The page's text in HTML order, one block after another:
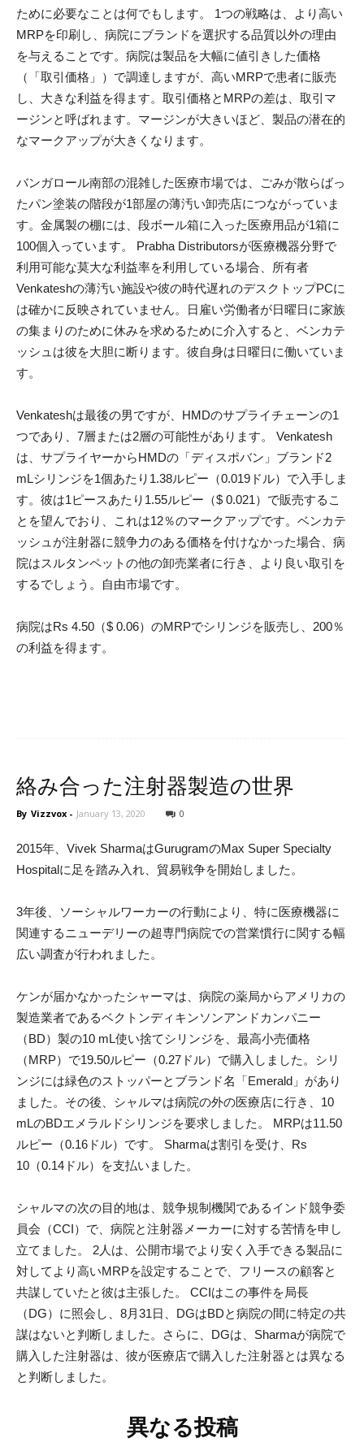
ために必要なことは何でもします。 1つの戦略は、より高い
MRPを印刷し、病院にブランドを選択する品質以外の理由
を与えることです。病院は製品を大幅に値引きした価格
（「取引価格」）で調達しますが、高いMRPで患者に販売
し、大きな利益を得ます。取引価格とMRPの差は、取引マ
ージンと呼ばれます。マージンが大きいほど、製品の潜在的
なマークアップが大きくなります。
バンガロール南部の混雑した医療市場では、ごみが散らばっ
たパン塗装の階段が1部屋の薄汚い卸売店につながっていま
す。金属製の棚には、段ボール箱に入った医療用品が1箱に
100個入っています。 Prabha Distributorsが医療機器分野で
利用可能な莫大な利益率を利用している場合、所有者
Venkateshの薄汚い施設や彼の時代遅れのデスクトップPCに
は確かに反映されていません。日雇い労働者が日曜日に家族
の集まりのために休みを求めるために介入すると、ベンカテ
ッシュは彼を大胆に断ります。彼自身は日曜日に働いていま
す。
Venkateshは最後の男ですが、HMDのサプライチェーンの1
つであり、7層または2層の可能性があります。 Venkatesh
は、サプライヤーからHMDの「ディスポバン」ブランド2
mLシリンジを1個あたり1.38ルピー（0.019ドル）で入手しま
す。彼は1ピースあたり1.55ルピー（$ 0.021）で販売するこ
とを望んでおり、これは12％のマークアップです。ベンカテ
ッシュが注射器に競争力のある価格を付けなかった場合、病
院はスルタンペットの他の卸売業者に行き、より良い取引を
するでしょう。自由市場です。
病院はRs 4.50（$ 0.06）のMRPでシリンジを販売し、200％
の利益を得ます。
絡み合った注射器製造の世界
By Vizzvox - January 13, 2020 0
2015年、Vivek SharmaはGurugramのMax Super Specialty
Hospitalに足を踏み入れ、貿易戦争を開始しました。
3年後、ソーシャルワーカーの行動により、特に医療機器に
関連するニューデリーの超専門病院での営業慣行に関する幅
広い調査が行われました。
ケンが届かなかったシャーマは、病院の薬局からアメリカの
製造業者であるベクトンディキンソンアンドカンパニー
（BD）製の10 mL使い捨てシリンジを、最高小売価格
（MRP）で19.50ルピー（0.27ドル）で購入しました。シリ
ンジには緑色のストッパーとブランド名「Emerald」があり
ました。その後、シャルマは病院の外の医療店に行き、10
mLのBDエメラルドシリンジを要求しました。 MRPは11.50
ルピー（0.16ドル）です。 Sharmaは割引を受け、Rs
10（0.14ドル）を支払いました。
シャルマの次の目的地は、競争規制機関であるインド競争委
員会（CCI）で、病院と注射器メーカーに対する苦情を申し
立てました。 2人は、公開市場でより安く入手できる製品に
対してより高いMRPを設定することで、フリースの顧客と
共謀していたと彼は主張した。 CCIはこの事件を局長
（DG）に照会し、8月31日、DGはBDと病院の間に特定の共
謀はないと判断しました。さらに、DGは、Sharmaが病院で
購入した注射器は、彼が医療店で購入した注射器とは異なる
と判断しました。
異なる投稿